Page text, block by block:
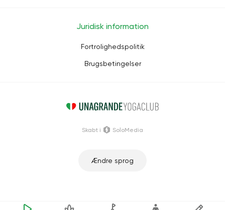
Juridisk information
Fortrolighedspolitik
Brugsbetingelser
Ændre sprog
Skabt i SoloMedia